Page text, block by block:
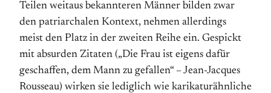
Teilen weitaus bekannteren Männer bilden zwar
den patriarchalen Kontext, nehmen allerdings
meist den Platz in der zweiten Reihe ein. Gespickt
mit absurden Zitaten („Die Frau ist eigens dafür
geschaffen, dem Mann zu gefallen“ – Jean-Jacques
Rousseau) wirken sie lediglich wie karikaturähnliche